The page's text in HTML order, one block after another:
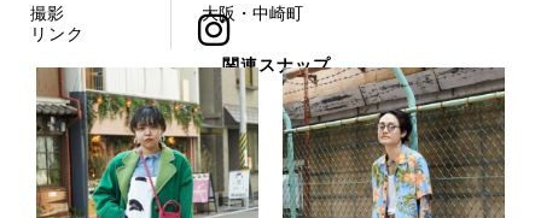
撮影
大阪・中崎町
リンク
関連スナップ